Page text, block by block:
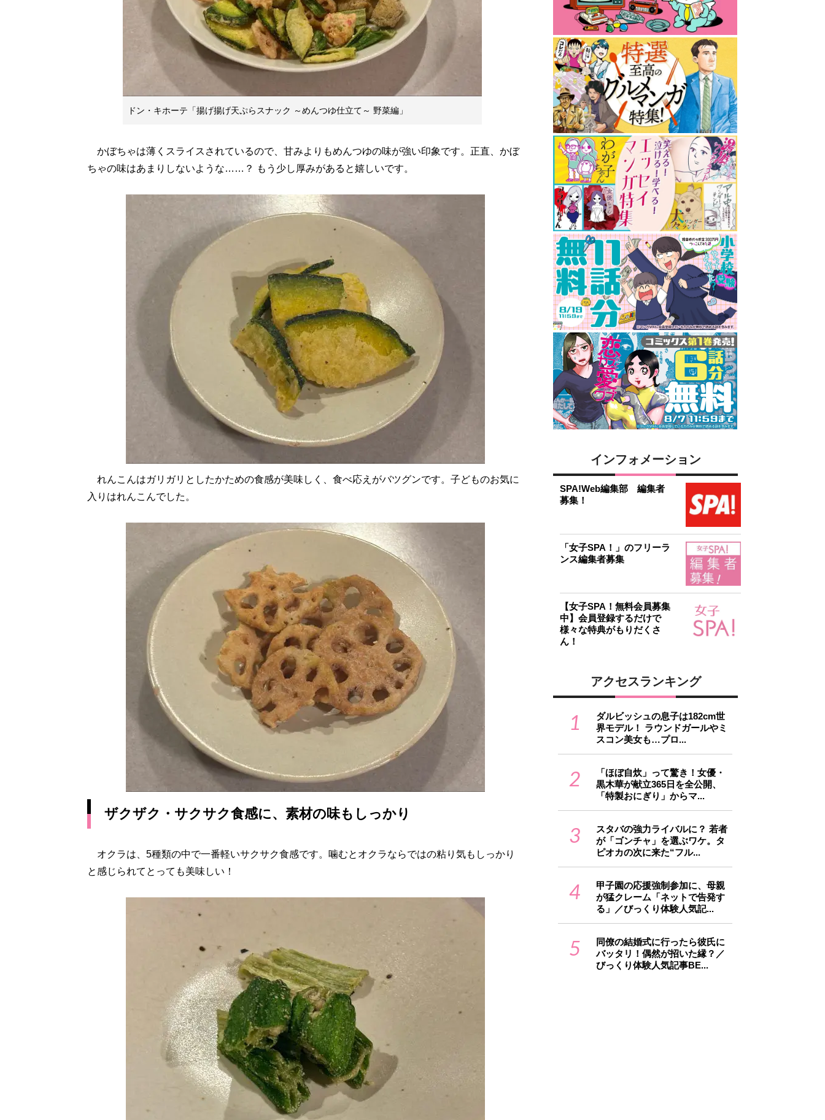
ドン・キホーテ「揚げ揚げ天ぷらスナック ～めんつゆ仕立て～ 野菜編」
かぼちゃは薄くスライスされているので、甘みよりもめんつゆの味が強い印象です。正直、かぼ
ちゃの味はあまりしないような……？ もう少し厚みがあると嬉しいです。
れんこんはガリガリとしたかための食感が美味しく、食べ応えがバツグンです。子どものお気に
入りはれんこんでした。
ザクザク・サクサク食感に、素材の味もしっかり
オクラは、5種類の中で一番軽いサクサク食感です。噛むとオクラならではの粘り気もしっかり
と感じられてとっても美味しい！
インフォメーション
SPA!Web編集部 編集者
募集！
「女子SPA！」のフリーラ
ンス編集者募集
【女子SPA！無料会員募集
中】会員登録するだけで
様々な特典がもりだくさ
ん！
アクセスランキング
1
ダルビッシュの息子は182cm世
界モデル！ ラウンドガールやミ
スコン美女も…プロ...
2
「ほぼ自炊」って驚き！女優・
黒木華が献立365日を全公開、
「特製おにぎり」からマ...
3
スタバの強力ライバルに？ 若者
が「ゴンチャ」を選ぶワケ。タ
ピオカの次に来た“フル...
4
甲子園の応援強制参加に、母親
が猛クレーム「ネットで告発す
る」／びっくり体験人気記...
5
同僚の結婚式に行ったら彼氏に
バッタリ！偶然が招いた縁？／
びっくり体験人気記事BE...